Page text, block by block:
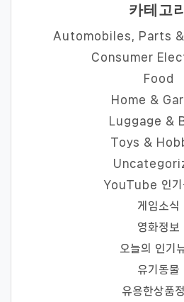
카테고
Automobiles, Parts
Consumer
Food
Home &
Luggage &
Toys &
YouTube 인기
게임소식
영화정보
오늘의 인기
유기동물
유용한상품